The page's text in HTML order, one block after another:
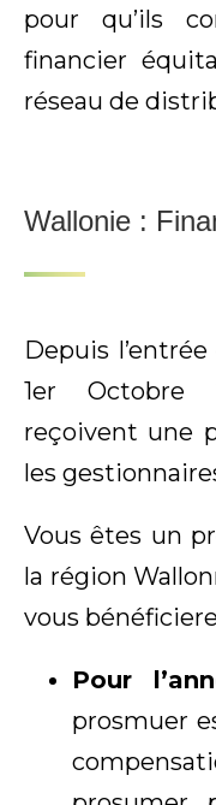
pour qu’ils
financier
réseau de
Wallonie :
Depuis
1er Octobre
reçoivent une
les
Vous êtes un
la région
vous
Pour
prosmuer